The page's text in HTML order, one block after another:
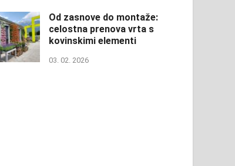
Od zasnove do montaže:
celostna prenova vrta s
kovinskimi elementi
03. 02. 2026